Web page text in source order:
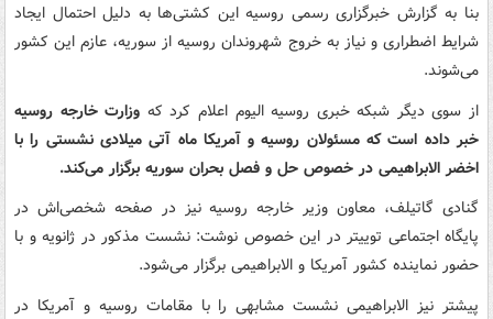
بنا به گزارش خبرگزاری رسمی روسیه این کشتی‌ها به دلیل احتمال ایجاد
شرایط اضطراری و نیاز به خروج شهروندان روسیه از سوریه، عازم این کشور
می‌شوند.
از سوی دیگر شبکه خبری روسیه الیوم اعلام کرد که وزارت خارجه روسیه
خبر داده است که مسئولان روسیه و آمریکا ماه آتی میلادی نشستی را با
اخضر الابراهیمی در خصوص حل و فصل بحران سوریه برگزار می‌کند.
گنادی گاتیلف، معاون وزیر خارجه روسیه نیز در صفحه شخصی‌اش در
پایگاه اجتماعی توییتر در این خصوص نوشت: نشست مذکور در ژانویه و با
حضور نماینده کشور آمریکا و الابراهیمی برگزار می‌شود.
پیشتر نیز الابراهیمی نشست مشابهی را با مقامات روسیه و آمریکا در